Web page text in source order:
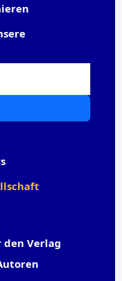
den Verlag